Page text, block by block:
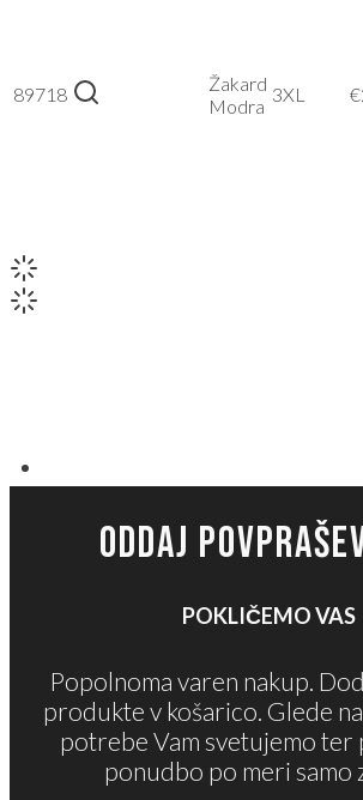
89718
Žakard
Modra
3XL €
ODDAJ
POKLIČEMO VAS
Popolnoma varen nakup.
produkte v košarico. Glede
potrebe Vam svetujemo ter
ponudbo po meri samo